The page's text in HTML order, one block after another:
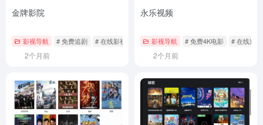
金牌影院
影视导航 # 免费追剧 # 在线影视 # 电视剧在线观看
2个月前
永乐视频
影视导航 # 免费4K电影 # 在线追剧
2个月前